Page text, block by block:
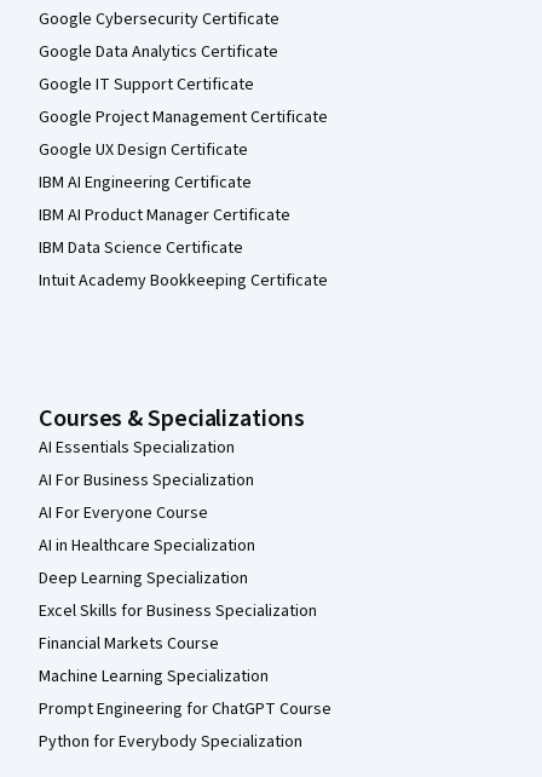
Google Cybersecurity Certificate
Google Data Analytics Certificate
Google IT Support Certificate
Google Project Management Certificate
Google UX Design Certificate
IBM AI Engineering Certificate
IBM AI Product Manager Certificate
IBM Data Science Certificate
Intuit Academy Bookkeeping Certificate
Courses & Specializations
AI Essentials Specialization
AI For Business Specialization
AI For Everyone Course
AI in Healthcare Specialization
Deep Learning Specialization
Excel Skills for Business Specialization
Financial Markets Course
Machine Learning Specialization
Prompt Engineering for ChatGPT Course
Python for Everybody Specialization